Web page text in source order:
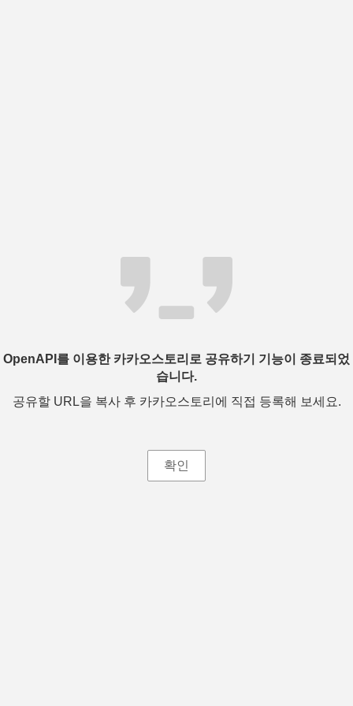
OpenAPI를 이용한 카카오스토리로 공유하기 기능이 종료되었
습니다.
공유할 URL을 복사 후 카카오스토리에 직접 등록해 보세요.
확인